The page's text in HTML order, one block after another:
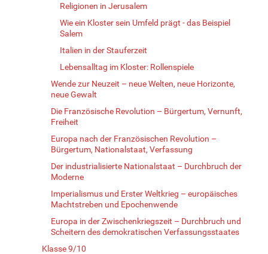
Religionen in Jerusalem
Wie ein Kloster sein Umfeld prägt - das Beispiel
Salem
Italien in der Stauferzeit
Lebensalltag im Kloster: Rollenspiele
Wende zur Neuzeit – neue Welten, neue Horizonte,
neue Gewalt
Die Französische Revolution – Bürgertum, Vernunft,
Freiheit
Europa nach der Französischen Revolution –
Bürgertum, Nationalstaat, Verfassung
Der industrialisierte Nationalstaat – Durchbruch der
Moderne
Imperialismus und Erster Weltkrieg – europäisches
Machtstreben und Epochenwende
Europa in der Zwischenkriegszeit – Durchbruch und
Scheitern des demokratischen Verfassungsstaates
Klasse 9/10